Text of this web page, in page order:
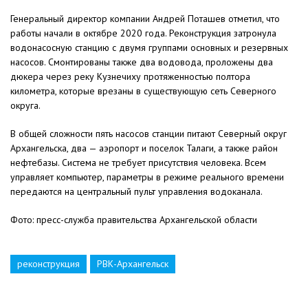
Генеральный директор компании Андрей Поташев отметил, что
работы начали в октябре 2020 года. Реконструкция затронула
водонасосную станцию с двумя группами основных и резервных
насосов. Смонтированы также два водовода, проложены два
дюкера через реку Кузнечиху протяженностью полтора
километра, которые врезаны в существующую сеть Северного
округа.
В общей сложности пять насосов станции питают Северный округ
Архангельска, два — аэропорт и поселок Талаги, а также район
нефтебазы. Система не требует присутствия человека. Всем
управляет компьютер, параметры в режиме реального времени
передаются на центральный пульт управления водоканала.
Фото: пресс-служба правительства Архангельской области
реконструкция РВК-Архангельск